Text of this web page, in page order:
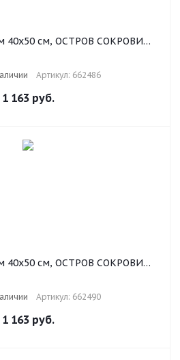
40х50 см, ОСТРОВ СОКРОВИЩ
3 кисти, 662486
Артикул: 662486
1 163руб.
40х50 см, ОСТРОВ СОКРОВИЩ
Артикул: 662490
1 163руб.